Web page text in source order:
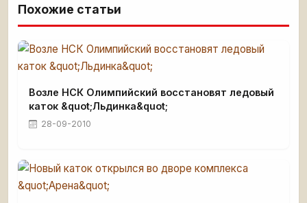
Похожие статьи
Возле НСК Олимпийский восстановят ледовый
каток &quot;Льдинка&quot;
28-09-2010